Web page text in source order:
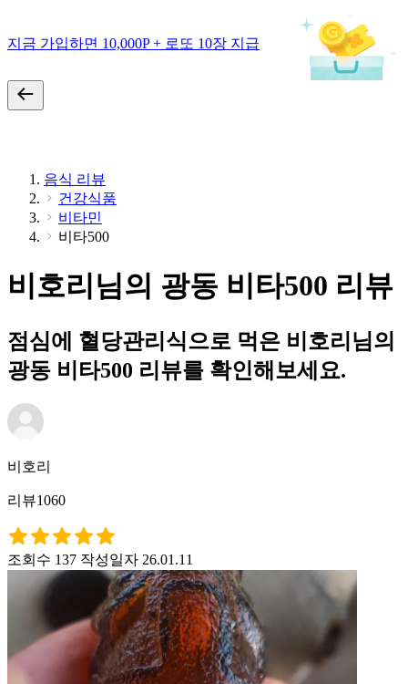
지금 가입하면 10,000P + 로또 10장 지급
음식 리뷰
건강식품
비타민
비타500
비호리님의 광동 비타500 리뷰
점심에 혈당관리식으로 먹은 비호리님의
광동 비타500 리뷰를 확인해보세요.
비호리
리뷰1060
조회수 137 작성일자 26.01.11